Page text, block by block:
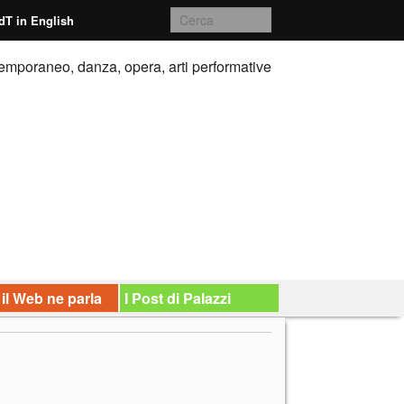
in English
danza, opera, arti performative
Web ne parla I Post di Palazzi